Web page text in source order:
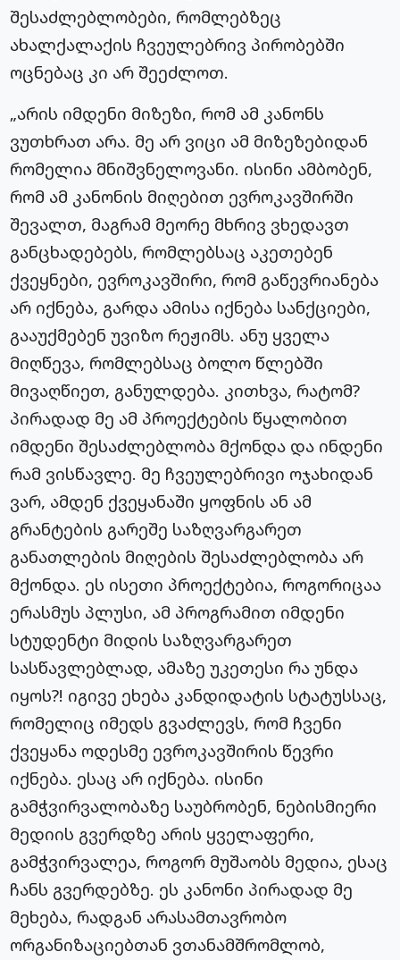
შესაძლებლობები, რომლებზეც
ახალქალაქის ჩვეულებრივ პირობებში
ოცნებაც კი არ შეეძლოთ.
„არის იმდენი მიზეზი, რომ ამ კანონს
ვუთხრათ არა. მე არ ვიცი ამ მიზეზებიდან
რომელია მნიშვნელოვანი. ისინი ამბობენ,
რომ ამ კანონის მიღებით ევროკავშირში
შევალთ, მაგრამ მეორე მხრივ ვხედავთ
განცხადებებს, რომლებსაც აკეთებენ
ქვეყნები, ევროკავშირი, რომ გაწევრიანება
არ იქნება, გარდა ამისა იქნება სანქციები,
გააუქმებენ უვიზო რეჟიმს. ანუ ყველა
მიღწევა, რომლებსაც ბოლო წლებში
მივაღწიეთ, განულდება. კითხვა, რატომ?
პირადად მე ამ პროექტების წყალობით
იმდენი შესაძლებლობა მქონდა და ინდენი
რამ ვისწავლე. მე ჩვეულებრივი ოჯახიდან
ვარ, ამდენ ქვეყანაში ყოფნის ან ამ
გრანტების გარეშე საზღვარგარეთ
განათლების მიღების შესაძლებლობა არ
მქონდა. ეს ისეთი პროექტებია, როგორიცაა
ერასმუს პლუსი, ამ პროგრამით იმდენი
სტუდენტი მიდის საზღვარგარეთ
სასწავლებლად, ამაზე უკეთესი რა უნდა
იყოს?! იგივე ეხება კანდიდატის სტატუსსაც,
რომელიც იმედს გვაძლევს, რომ ჩვენი
ქვეყანა ოდესმე ევროკავშირის წევრი
იქნება. ესაც არ იქნება. ისინი
გამჭვირვალობაზე საუბრობენ, ნებისმიერი
მედიის გვერდზე არის ყველაფერი,
გამჭვირვალეა, როგორ მუშაობს მედია, ესაც
ჩანს გვერდებზე. ეს კანონი პირადად მე
მეხება, რადგან არასამთავრობო
ორგანიზაციებთან ვთანამშრომლობ,